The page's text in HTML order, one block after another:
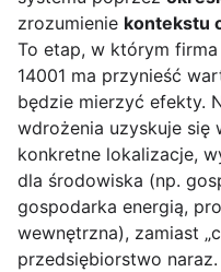
zrozumienie kontekstu
To etap, w którym
14001 ma przynieść
będzie mierzyć efekty.
wdrożenia uzyskuje się
konkretne lokalizacje,
dla środowiska (np.
gospodarka energią,
wewnętrzna), zamiast
przedsiębiorstwo